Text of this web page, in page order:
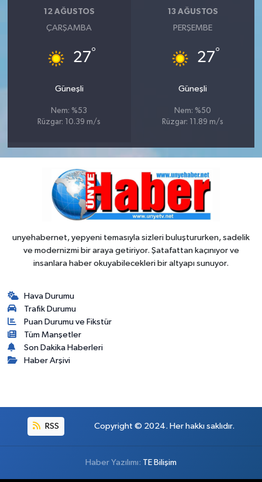
12 AĞUSTOS
ÇARŞAMBA
27°
Güneşli
Nem: %53
Rüzgar: 10.39 m/s
13 AĞUSTOS
PERŞEMBE
27°
Güneşli
Nem: %50
Rüzgar: 11.89 m/s
unyehabernet, yepyeni temasıyla sizleri buluştururken, sadelik
ve modernizmi bir araya getiriyor. Şatafattan kaçınıyor ve
insanlara haber okuyabilecekleri bir altyapı sunuyor.
Hava Durumu
Trafik Durumu
Puan Durumu ve Fikstür
Tüm Manşetler
Son Dakika Haberleri
Haber Arşivi
RSS Copyright © 2024. Her hakkı saklıdır.
Haber Yazılımı: TE Bilişim